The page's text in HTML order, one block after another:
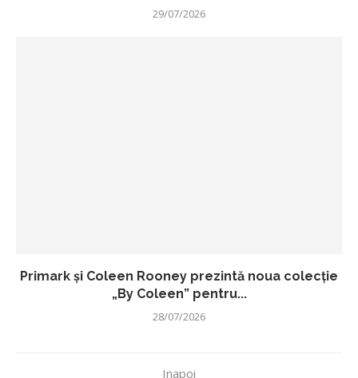
29/07/2026
Primark și Coleen Rooney prezintă noua colecție
„By Coleen” pentru...
28/07/2026
Inapoi